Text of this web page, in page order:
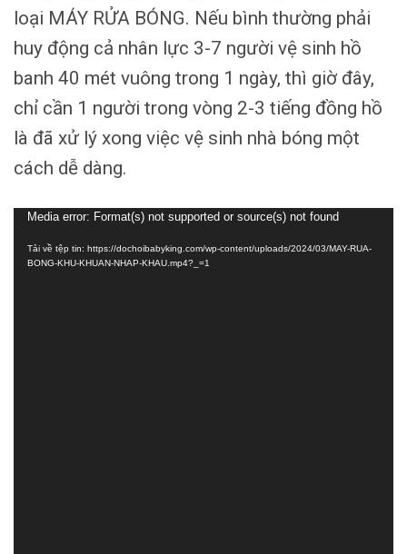
loại MÁY RỬA BÓNG. Nếu bình thường phải
huy động cả nhân lực 3-7 người vệ sinh hồ
banh 40 mét vuông trong 1 ngày, thì giờ đây,
chỉ cần 1 người trong vòng 2-3 tiếng đồng hồ
là đã xử lý xong việc vệ sinh nhà bóng một
cách dễ dàng.
Trình
chơi
Video
Media error: Format(s) not supported or source(s) not found
Tải về tệp tin: https://dochoibabyking.com/wp-content/uploads/2024/03/MAY-RUA-
BONG-KHU-KHUAN-NHAP-KHAU.mp4?_=1